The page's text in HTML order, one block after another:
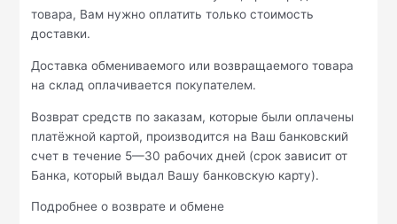
товара, Вам нужно оплатить только стоимость
доставки.
Доставка обмениваемого или возвращаемого товара
на склад оплачивается покупателем.
Возврат средств по заказам, которые были оплачены
платёжной картой, производится на Ваш банковский
счет в течение 5—30 рабочих дней (срок зависит от
Банка, который выдал Вашу банковскую карту).
Подробнее о возврате и обмене